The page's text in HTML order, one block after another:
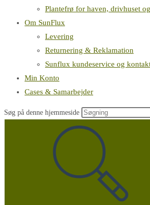
Plantefrø for haven, drivhuset
Om SunFlux
Levering
Returnering & Reklamation
Sunflux kundeservice og
Min Konto
Cases & Samarbejder
Søg på denne hjemmeside